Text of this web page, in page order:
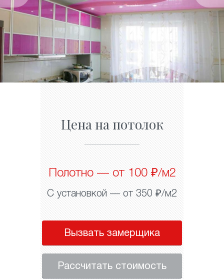
Цена на потолок
Полотно — от 100 ₽/м2
С установкой — от 350 ₽/м2
Вызвать замерщика
Рассчитать стоимость